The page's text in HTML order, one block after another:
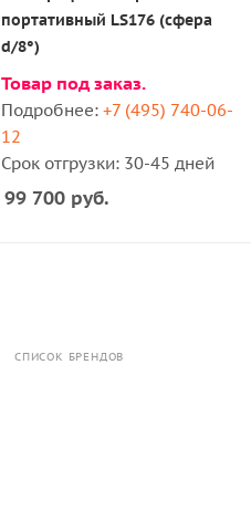
портативный LS176 (сфера
d/8°)
Товар под заказ.
Подробнее: +7 (495) 740-06-
12
Срок отгрузки: 30-45 дней
99 700 руб.
СПИСОК БРЕНДОВ